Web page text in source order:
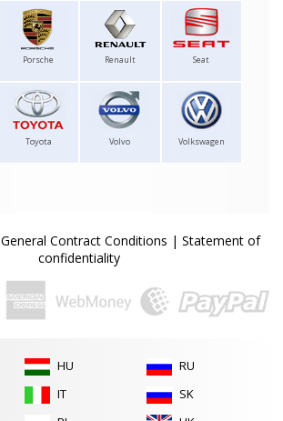
Porsche Renault Seat
Toyota Volvo Volkswagen
General Contract Conditions | Statement of
confidentiality
HU
IT
RU
SK